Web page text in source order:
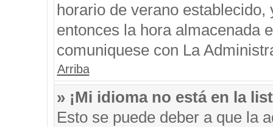
horario de verano
entonces la hora almacenada
comuniquese con La
Arriba
» ¡Mi idioma no está en la
Esto se puede deber a que la